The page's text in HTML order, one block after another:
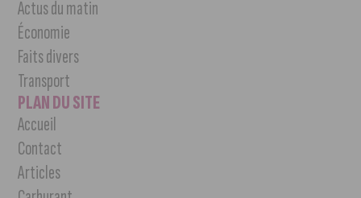
Actus du matin
Économie
Faits divers
Transport
PLAN DU SITE
Accueil
Contact
Articles